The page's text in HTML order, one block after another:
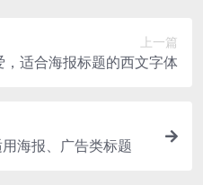
上一篇
，适合海报标题的西文字体
海报、广告类标题